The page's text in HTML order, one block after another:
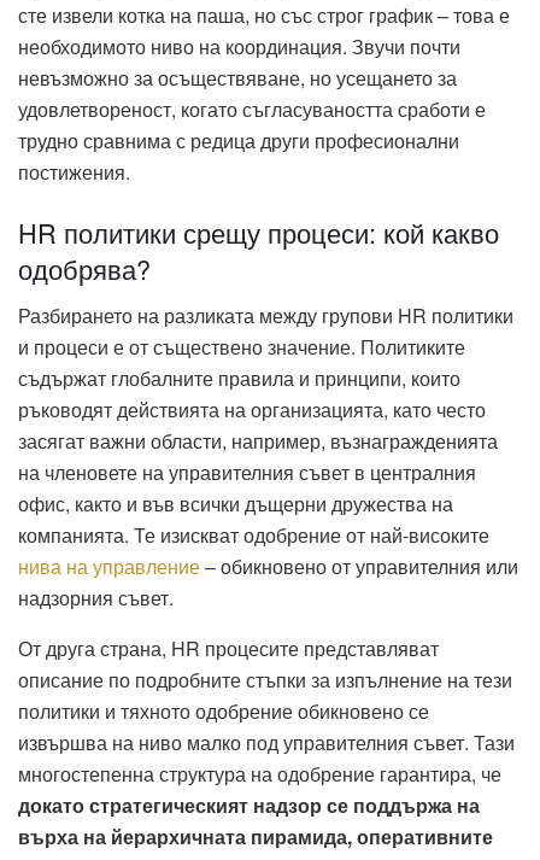
сте извели котка на паша, но със строг график – това е
необходимото ниво на координация. Звучи почти
невъзможно за осъществяване, но усещането за
удовлетвореност, когато съгласуваността сработи е
трудно сравнима с редица други професионални
постижения.
HR политики срещу процеси: кой какво
одобрява?
Разбирането на разликата между групови HR политики
и процеси е от съществено значение. Политиките
съдържат глобалните правила и принципи, които
ръководят действията на организацията, като често
засягат важни области, например, възнагражденията
на членовете на управителния съвет в централния
офис, както и във всички дъщерни дружества на
компанията. Те изискват одобрение от най-високите
нива на управление– обикновено от управителния или
надзорния съвет.
От друга страна, HR процесите представляват
описание по подробните стъпки за изпълнение на тези
политики и тяхното одобрение обикновено се
извършва на ниво малко под управителния съвет. Тази
многостепенна структура на одобрение гарантира, че
докато стратегическият надзор се поддържа на
върха на йерархичната пирамида, оперативните